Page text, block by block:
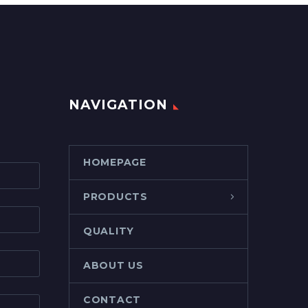
NAVIGATION
HOMEPAGE
PRODUCTS
QUALITY
ABOUT US
CONTACT